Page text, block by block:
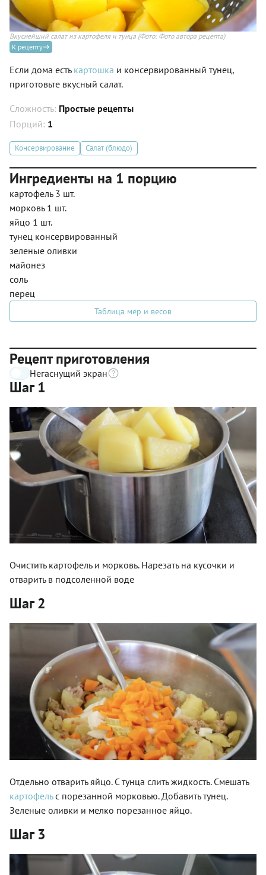
Вкуснейший салат из картофеля и тунца (Фото: Фото автора рецепта)
К рецепту
Если дома есть картошка и консервированный тунец,
приготовьте вкусный салат.
Сложность: Простые рецепты
Порций: 1
Консервирование Салат (блюдо)
Ингредиенты на 1 порцию
картофель 3 шт.
морковь 1 шт.
яйцо 1 шт.
тунец консервированный
зеленые оливки
майонез
соль
перец
Таблица мер и весов
Рецепт приготовления
Негаснущий экран
Шаг 1
Очистить картофель и морковь. Нарезать на кусочки и
отварить в подсоленной воде
Шаг 2
Отдельно отварить яйцо. С тунца слить жидкость. Смешать
картофельс порезанной морковью. Добавить тунец.
Зеленые оливки и мелко порезанное яйцо.
Шаг 3